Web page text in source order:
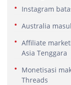
Instagram
Australia
Affiliate
Asia Tenggara
Monetisasi
Threads